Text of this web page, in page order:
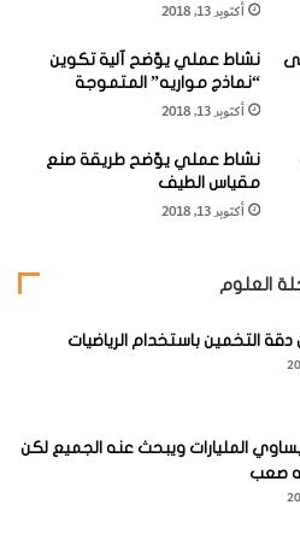
T =
البوتاسيوم العادي ثابتة وتبلغ
في محاليل.
النظائر المخفف بعد أن يفرج
على أن يجري التصحيح
الهواء الجوي وذلك بمراقبة
أكتوبر 13, 2018
نشاط عملي يوّضح آلية تكوين
“نماذج مواريه” المتموجة
أكتوبر 13, 2018
نشاط عملي يوّضح طريقة صنع
مقياس الطيف
أكتوبر 13, 2018
العلوم
التخمين باستخدام الرياضيات
المليارات ويبحث عنه الجميع لكن
صعب